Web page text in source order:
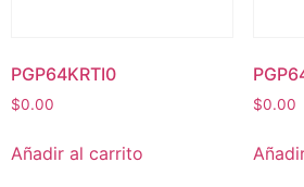
PGP64KRTI0
$0.00
Añadir al carrito
$0.00